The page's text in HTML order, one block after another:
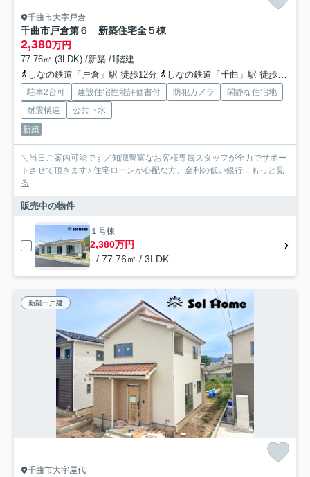
千曲市大字戸倉
千曲市戸倉第６ 新築住宅全５棟
2,380万円
77.76㎡ (3LDK) /新築 /1階建
しなの鉄道「戸倉」駅 徒歩12分
しなの鉄道「千曲」駅 徒歩31分
駐車2台可 建設住宅性能評価書付 防犯カメラ
閑静な住宅地
耐震構造
公共下水
新築
＼当日ご案内可能です／知識豊富なお客様専属スタッフが全力でサポー
トさせて頂きます♪ 住宅ローンが心配な方、金利の低い銀行... もっと見
る
販売中の物件
１号棟
2,380万円
- / 77.76㎡ / 3LDK
新築一戸建
千曲市大字屋代